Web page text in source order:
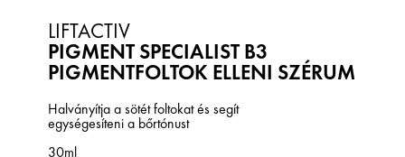
LIFTACTIV
PIGMENT SPECIALIST B3
PIGMENTFOLTOK ELLENI SZÉRUM
Halványítja a sötét foltokat és segít
egységesíteni a bőrtónust
30ml